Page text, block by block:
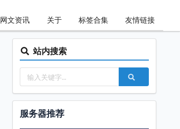
网文资讯 关于 标签合集 友情链接
站内搜索
服务器推荐